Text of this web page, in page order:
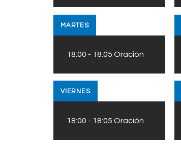
MARTES
18:00 - 18:05 Oración
VIERNES
18:00 - 18:05 Oración